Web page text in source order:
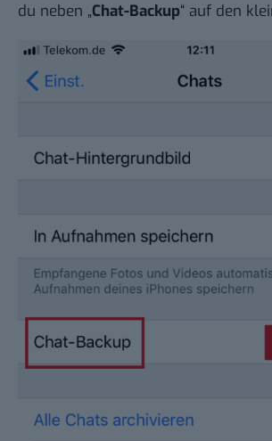
du neben „Chat-Backup“ auf den